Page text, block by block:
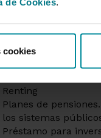
cookies
Tarjetas | Gran
crédito
Seguros Grupo
Renting
Planes de
los sistemas
Préstamo para